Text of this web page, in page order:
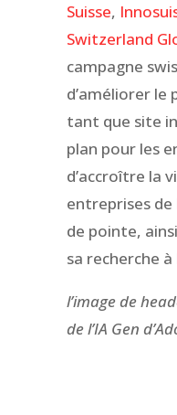
Suisse,
Switzerland
campagne
d’améliorer le
tant que site
plan pour les
d’accroître la
entreprises
de pointe,
sa recherche à
l’image de
de l’IA Gen